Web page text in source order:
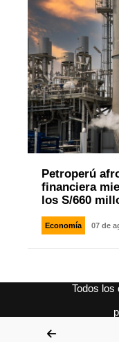
Petroperú
financiera
los S/660
Economía 07 de
Todos los